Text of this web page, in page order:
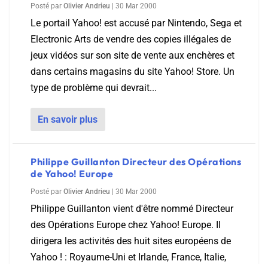
Posté par Olivier Andrieu 30 Mar 2000
Le portail Yahoo! est accusé par Nintendo, Sega et
Electronic Arts de vendre des copies illégales de
jeux vidéos sur son site de vente aux enchères et
dans certains magasins du site Yahoo! Store. Un
type de problème qui devrait...
En savoir plus
Philippe Guillanton Directeur des Opérations
de Yahoo! Europe
Posté par Olivier Andrieu 30 Mar 2000
Philippe Guillanton vient d'être nommé Directeur
des Opérations Europe chez Yahoo! Europe. Il
dirigera les activités des huit sites européens de
Yahoo ! : Royaume-Uni et Irlande, France, Italie,